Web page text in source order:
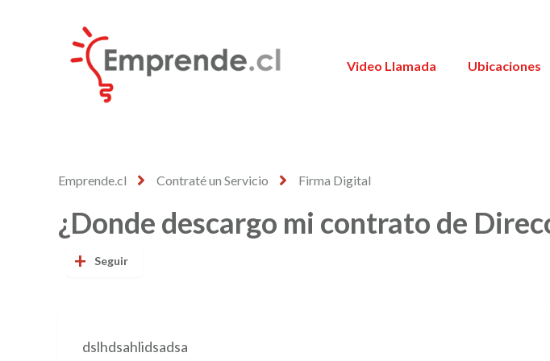
Video Llamada Ubicaciones
Emprende.cl Contraté un Servicio Firma Digital
¿Donde descargo mi contrato de
Seguir
dslhdsahlidsadsa